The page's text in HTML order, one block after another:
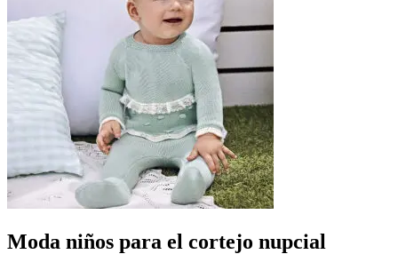
Moda niños para el cortejo nupcial